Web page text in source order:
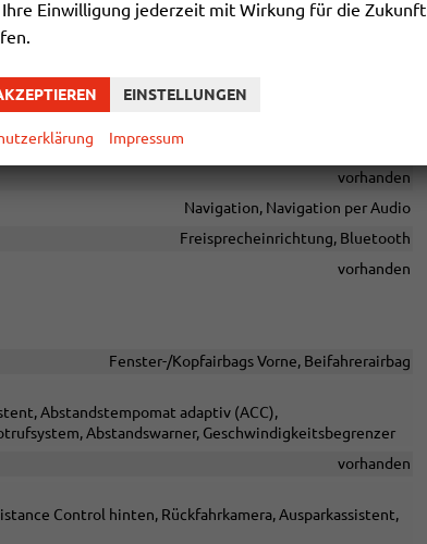
DAB, Android Auto, Apple CarPlay, Touchscreen
vorhanden
Navigation, Navigation per Audio
Freisprecheinrichtung, Bluetooth
vorhanden
Fenster-/Kopfairbags Vorne, Beifahrerairbag
Abstandstempomat adaptiv (ACC),
Abstandswarner, Geschwindigkeitsbegrenzer
vorhanden
Control hinten, Rückfahrkamera, Ausparkassistent,
Ihre Einwilligung jederzeit mit Wirkung für die Zukunft
EINSTELLUNGEN
Impressum